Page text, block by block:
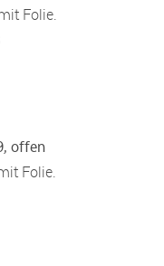
Folie.
offen
Folie.